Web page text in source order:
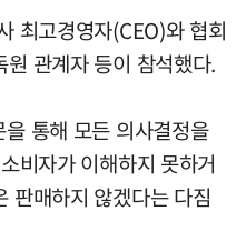
최고경영자(CEO)와 협회
관계자 등이 참석했다.
통해 모든 의사결정을
비자가 이해하지 못하거
판매하지 않겠다는 다짐